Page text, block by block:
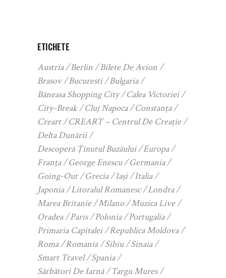
ETICHETE
Austria Berlin
Bilete De Avion
Brasov
Bucuresti
Bulgaria
Băneasa Shopping City
Calea Victoriei
City-Break
Cluj Napoca
Constanța
Creart
CREART – Centrul De Creație
Delta Dunării
Descoperă Ținutul Buzăului
Europa
Franța
George Enescu
Germania
Going-Out
Grecia Iași
Italia
Japonia
Litoralul Romanesc
Londra
Marea Britanie
Milano
Muzica Live
Oradea
Paris Polonia
Portugalia
Primaria Capitalei
Republica Moldova
Roma
Romania Sibiu
Sinaia
Smart Travel
Spania
Sărbători De Iarnă
Targu Mures